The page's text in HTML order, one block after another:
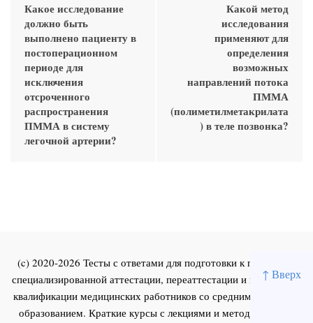
↑ Вверх
Какое исследование
должно быть
выполнено пациенту в
постоперационном
периоде для
исключения
отсроченного
распространения
ПММА в систему
легочной артерии?
Какой метод
исследования
применяют для
определения
возможных
направлений потока
ПММА
(полиметилметакрилата
) в теле позвонка?
(c) 2020-2026 Тесты с ответами для подготовки к первичной
специализированной аттестации, переаттестации и повышения
квалификации медицинских работников со средним и высшим
образованием. Краткие курсы с лекциями и методическими